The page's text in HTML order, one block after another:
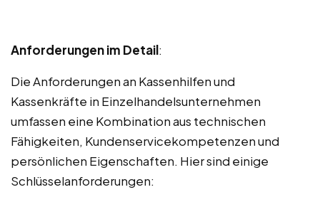
Anforderungen im Detail:
Die Anforderungen an Kassenhilfen und
Kassenkräfte in Einzelhandelsunternehmen
umfassen eine Kombination aus technischen
Fähigkeiten, Kundenservicekompetenzen und
persönlichen Eigenschaften. Hier sind einige
Schlüsselanforderungen: